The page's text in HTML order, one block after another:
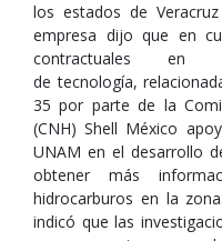
los estados de
empresa dijo que en
contractuales en
de tecnología,
35 por parte de la
(CNH) Shell México
UNAM en el desarrollo
obtener más
hidrocarburos en la
indicó que las